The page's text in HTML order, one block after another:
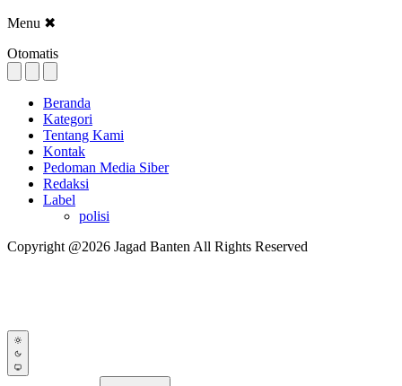
Menu ✖
Otomatis
Beranda
Kategori
Tentang Kami
Kontak
Pedoman Media Siber
Redaksi
Label
polisi
Copyright @2026 Jagad Banten All Rights Reserved